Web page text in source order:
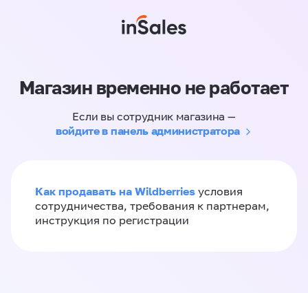
Магазин временно не работает
Если вы сотрудник магазина —
войдите в панель администратора
Как продавать на Wildberries условия
сотрудничества, требования к партнерам,
инструкция по регистрации